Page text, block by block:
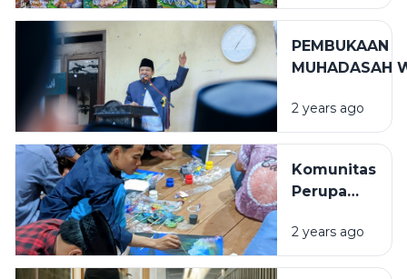
PROGRAM
PEMBUKAAN
MUHADASAH
AJARAN 2024-
M
2 years ago
Komunitas
Perupa
(KPS)
adakan
2 years ago